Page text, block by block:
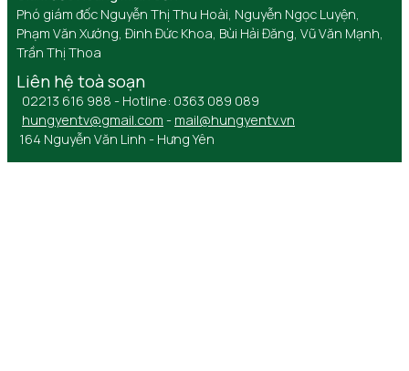
Phó giám đốc Nguyễn Thị Thu Hoài, Nguyễn Ngọc Luyện,
Phạm Văn Xướng, Đinh Đức Khoa, Bùi Hải Đăng, Vũ Văn Mạnh,
Trần Thị Thoa
Liên hệ toà soạn
02213 616 988 - Hotline: 0363 089 089
hungyentv@gmail.com - mail@hungyentv.vn
164 Nguyễn Văn Linh - Hưng Yên